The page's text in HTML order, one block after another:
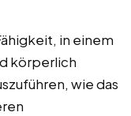
in einem
körperlich
wie das